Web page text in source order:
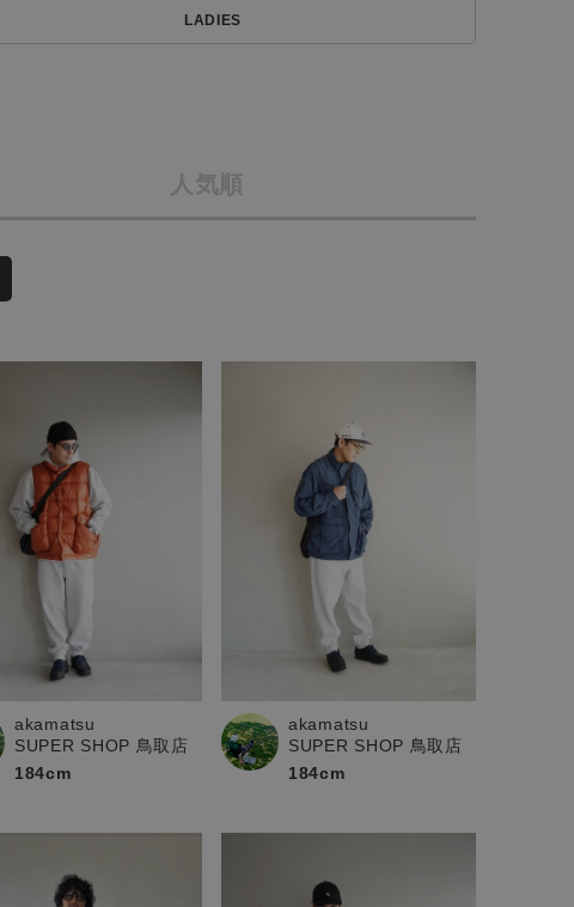
店舗一覧
会社概要
無料公式アプリダウンロード
在庫なし含む
LADIES
人気順
akamatsu
SUPER SHOP 鳥取店
184cm
akamatsu
SUPER SHOP 鳥取店
184cm